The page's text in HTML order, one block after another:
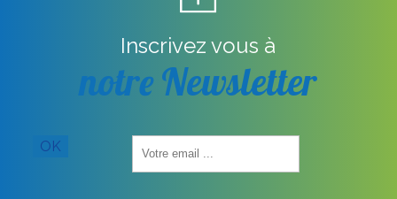
Inscrivez vous à
notre Newsletter
adresse
OK